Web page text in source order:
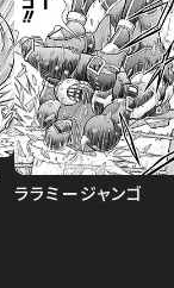
ララミージャンゴ